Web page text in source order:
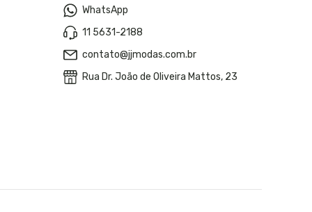
WhatsApp
11 5631-2188
contato@jjmodas.com.br
Rua Dr. João de Oliveira Mattos, 23